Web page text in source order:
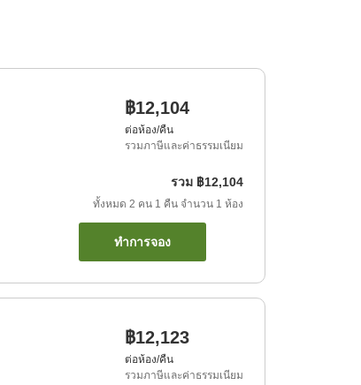
฿12,104
ต่อห้อง/คืน
รวมภาษีและค่าธรรมเนียม
รวม ฿12,104
ทั้งหมด 2 คน 1 คืน จำนวน 1 ห้อง
ทำการจอง
฿12,123
ต่อห้อง/คืน
รวมภาษีและค่าธรรมเนียม